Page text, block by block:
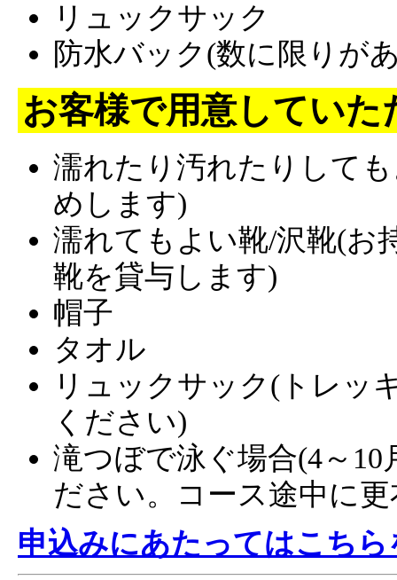
リュックサック
防水バック(数に限りが
お客様で用意していた
濡れたり汚れたりして
めします)
濡れてもよい靴/沢靴(お
靴を貸与します)
帽子
タオル
リュックサック(トレッ
ください)
滝つぼで泳ぐ場合(4～
ださい。コース途中に
申込みにあたってはこち